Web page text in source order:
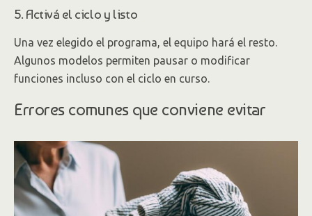
5. Activá el ciclo y listo
Una vez elegido el programa, el equipo hará el resto.
Algunos modelos permiten pausar o modificar
funciones incluso con el ciclo en curso.
Errores comunes que conviene evitar